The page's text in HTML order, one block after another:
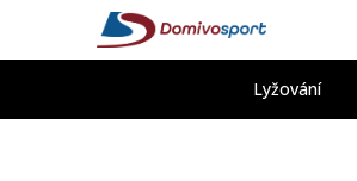
Lyžování